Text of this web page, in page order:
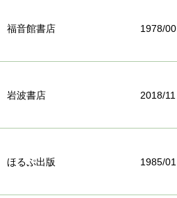
福音館書店 1978/00
岩波書店 2018/11
ほるぷ出版 1985/01